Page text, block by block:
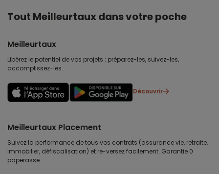
Tout Meilleurtaux dans votre poche
Meilleurtaux
Libérez le potentiel de vos projets : préparez-les, suivez-les,
accomplissez-les.
Découvrir
Meilleurtaux Placement
Suivez la performance de tous vos contrats (assurance vie, retraite,
immobilier, défiscalisation) et re-versez facilement. Garantie 0
paperasse.